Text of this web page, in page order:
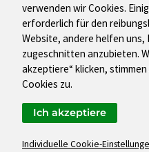
verwenden wir Cookies.
erforderlich für den
Website, andere helfen uns,
zugeschnitten anzubieten.
akzeptiere“ klicken,
Cookies zu.
Individuelle Cookie-
Ich akzeptiere